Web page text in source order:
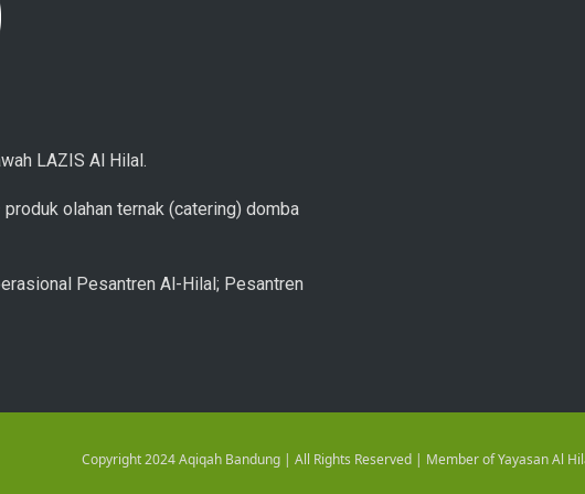
LAZIS Al Hilal.
olahan ternak (catering) domba
Pesantren Al-Hilal; Pesantren
Copyright 2024 Aqiqah Bandung | All Rights Reserved | Member of Yayasan Al